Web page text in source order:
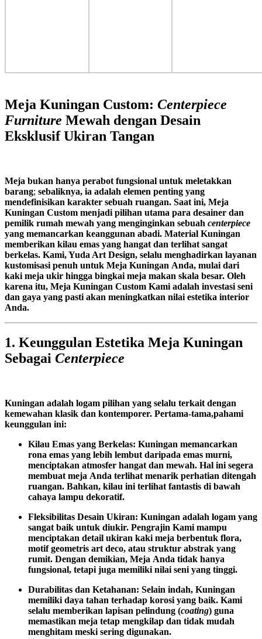
Meja Kuningan Custom: Centerpiece
Furniture Mewah dengan Desain
Eksklusif Ukiran Tangan
Meja bukan hanya perabot fungsional untuk meletakkan
barang; sebaliknya, ia adalah elemen penting yang
mendefinisikan karakter sebuah ruangan. Saat ini, Meja
Kuningan Custom menjadi pilihan utama para desainer dan
pemilik rumah mewah yang menginginkan sebuah centerpiece
yang memancarkan keanggunan abadi. Material Kuningan
memberikan kilau emas yang hangat dan terlihat sangat
berkelas. Kami, Yuda Art Design, selalu menghadirkan layanan
kustomisasi penuh untuk Meja Kuningan Anda, mulai dari
kaki meja ukir hingga bingkai meja makan skala besar. Oleh
karena itu, Meja Kuningan Custom Kami adalah investasi seni
dan gaya yang pasti akan meningkatkan nilai estetika interior
Anda.
1. Keunggulan Estetika Meja Kuningan
Sebagai Centerpiece
Kuningan adalah logam pilihan yang selalu terkait dengan
kemewahan klasik dan kontemporer. Pertama-tama,pahami
keunggulan ini:
Kilau Emas yang Berkelas: Kuningan memancarkan
rona emas yang lebih lembut daripada emas murni,
menciptakan atmosfer hangat dan mewah. Hal ini segera
membuat meja Anda terlihat menarik perhatian ditengah
ruangan. Bahkan, kilau ini terlihat fantastis di bawah
cahaya lampu dekoratif.
Fleksibilitas Desain Ukiran: Kuningan adalah logam yang
sangat baik untuk diukir. Pengrajin Kami mampu
menciptakan detail ukiran kaki meja berbentuk flora,
motif geometris art deco, atau struktur abstrak yang
rumit. Dengan demikian, Meja Anda tidak hanya
fungsional, tetapi juga memiliki nilai seni yang tinggi.
Durabilitas dan Ketahanan: Selain indah, Kuningan
memiliki daya tahan terhadap korosi yang baik. Kami
selalu memberikan lapisan pelindung (coating) guna
memastikan meja tetap mengkilap dan tidak mudah
menghitam meski sering digunakan.